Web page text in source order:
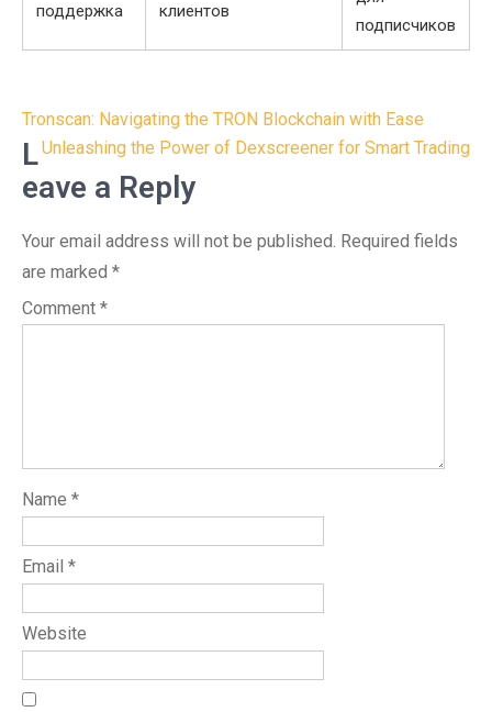
поддержка
клиентов
подписчиков
Post
navigation
Tronscan: Navigating the TRON Blockchain with Ease
Unleashing the Power of Dexscreener for Smart Trading
L
eave a Reply
Your email address will not be published. Required fields
are marked *
Comment *
Name *
Email *
Website